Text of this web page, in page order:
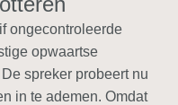
ongecontroleerde
opwaartse
spreker probeert nu
in te ademen. Omdat